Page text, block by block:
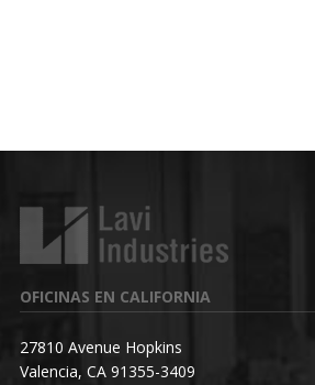
OFICINAS EN CALIFORNIA
27810 Avenue Hopkins
Valencia, CA 91355-3409